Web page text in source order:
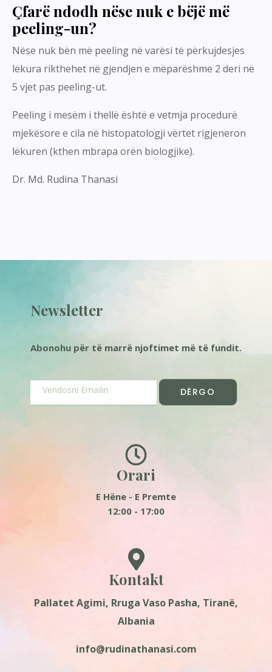
Çfarë ndodh nëse nuk e bëjë më
peeling-un?
Nëse nuk bën më peeling në varësi të përkujdesjes
lëkura rikthehet në gjendjen e mëparëshme 2 deri në
5 vjet pas peeling-ut.
Peeling i mesëm i thellë është e vetmja procedurë
mjekësore e cila në histopatologji vërtet rigjeneron
lëkuren (kthen mbrapa orën biologjike).
Dr. Md. Rudina Thanasi
Newsletter
Abonohu për të marrë njoftimet më të fundit.
DËRGO
Orari
E Hëne - E Premte
12:00 - 17:00
Kontakt
Pallatet Agimi, Rruga Vaso Pasha, Tiranë,
Albania
info@rudinathanasi.com